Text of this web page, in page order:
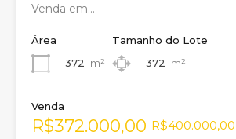
Venda em…
Área
372
m²
Tamanho do Lote
372
m²
Venda
R$372.000,00 R$400.000,00